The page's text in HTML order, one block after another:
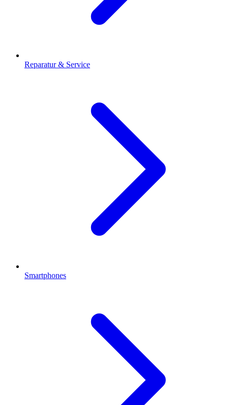
Reparatur & Service
Smartphones